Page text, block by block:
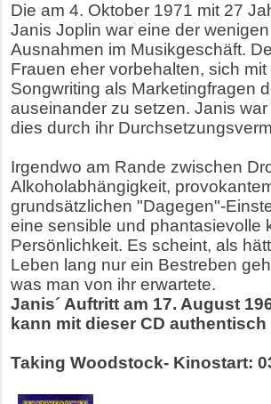
Die am 4. Oktober 1971 mit 27
Janis Joplin war eine der
Ausnahmen im Musikgeschäft.
Frauen eher vorbehalten, sich
Songwriting als Marketingfragen
auseinander zu setzen. Janis
dies durch ihr
Irgendwo am Rande zwischen
Alkoholabhängigkeit,
grundsätzlichen "Dagegen"-
eine sensible und phantasievolle
Persönlichkeit. Es scheint, als
Leben lang nur ein Bestreben
was man von ihr erwartete.
Janis´ Auftritt am 17. August
kann mit dieser CD
Taking Woodstock- Kinostart: